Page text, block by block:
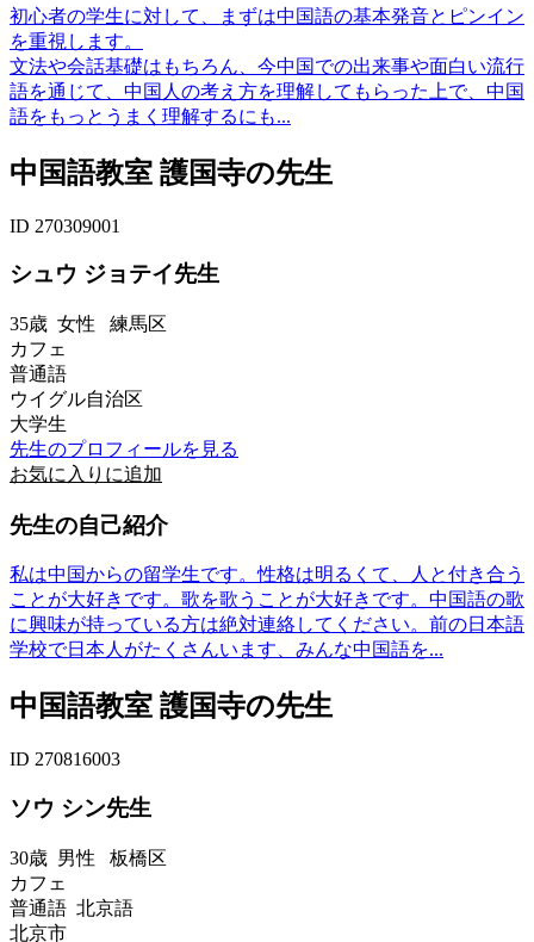
初心者の学生に対して、まずは中国語の基本発音とピンイン
を重視します。
文法や会話基礎はもちろん、今中国での出来事や面白い流行
語を通じて、中国人の考え方を理解してもらった上で、中国
語をもっとうまく理解するにも...
中国語教室 護国寺の先生
ID 270309001
シュウ ジョテイ先生
35歳 女性 練馬区
カフェ
普通語
ウイグル自治区
大学生
先生のプロフィールを見る
お気に入りに追加
先生の自己紹介
私は中国からの留学生です。性格は明るくて、人と付き合う
ことが大好きです。歌を歌うことが大好きです。中国語の歌
に興味が持っている方は絶対連絡してください。前の日本語
学校で日本人がたくさんいます、みんな中国語を...
中国語教室 護国寺の先生
ID 270816003
ソウ シン先生
30歳 男性 板橋区
カフェ
普通語 北京語
北京市